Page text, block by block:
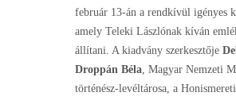
február 13-án a rendkívül igényes
amely Teleki Lászlónak kíván
állítani. A kiadvány szerkesztője
Droppán Béla , Magyar Nemzeti
történész-levéltárosa, a Honismereti